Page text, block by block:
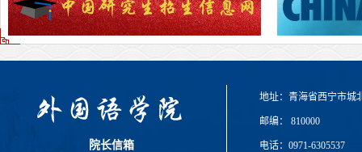
院长信箱
地址：青海省西宁市城
邮编： 810000
电话：0971-6305537